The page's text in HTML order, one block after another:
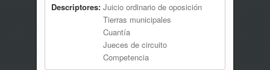
Descriptores: Juicio ordinario de oposición
Tierras municipales
Cuantía
Jueces de circuito
Competencia